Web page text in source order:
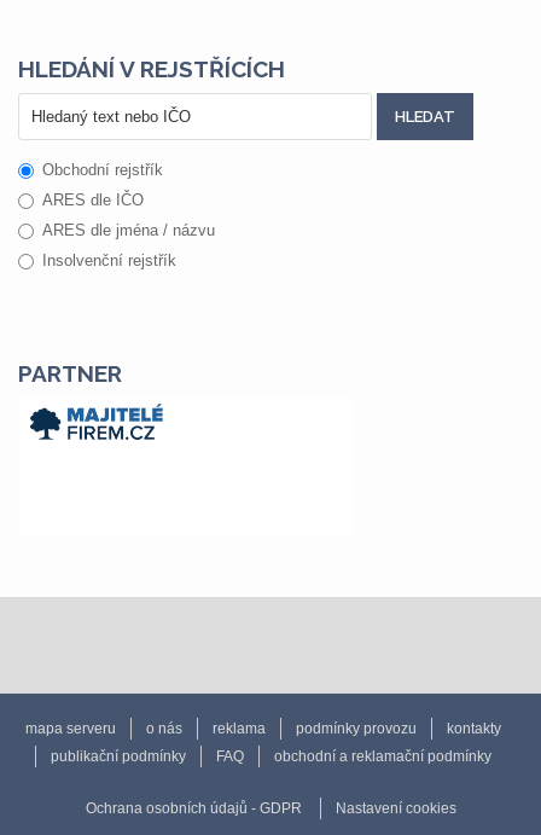
HLEDÁNÍ V REJSTŘÍCÍCH
Obchodní rejstřík
ARES dle IČO
ARES dle jména / názvu
Insolvenční rejstřík
PARTNER
mapa serveru o nás reklama podmínky provozu
kontakty
publikační podmínky
FAQ obchodní a reklamační podmínky
Ochrana osobních údajů - GDPR Nastavení cookies